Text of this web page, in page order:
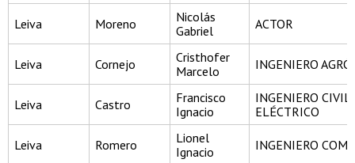
Leiva Moreno
Nicolás
Gabriel
ACTOR
Leiva Cornejo
Cristhofer
Marcelo
INGENIERO
Leiva Castro
Francisco
Ignacio
INGENIERO CIVIL
ELÉCTRICO
Leiva Romero
Lionel
Ignacio
INGENIERO